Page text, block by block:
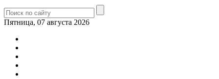
Пятница, 07 августа 2026